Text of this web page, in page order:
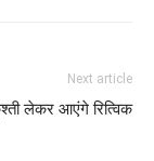
Next article
लेकर आएंगे रित्विक